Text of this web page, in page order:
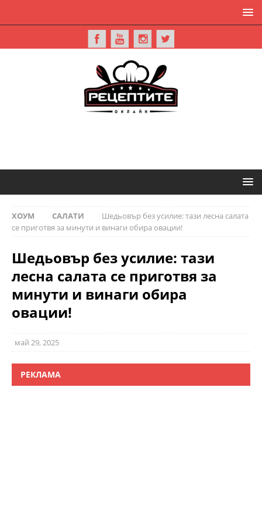
ХОУМ САЛАТИ
Шедьовър без усилие: тази лесна салата
се приготвя за минути и винаги обира овации!
Шедьовър без усилие: тази
лесна салата се приготвя за
минути и винаги обира
овации!
май 29, 2025
РЕКЛАМА